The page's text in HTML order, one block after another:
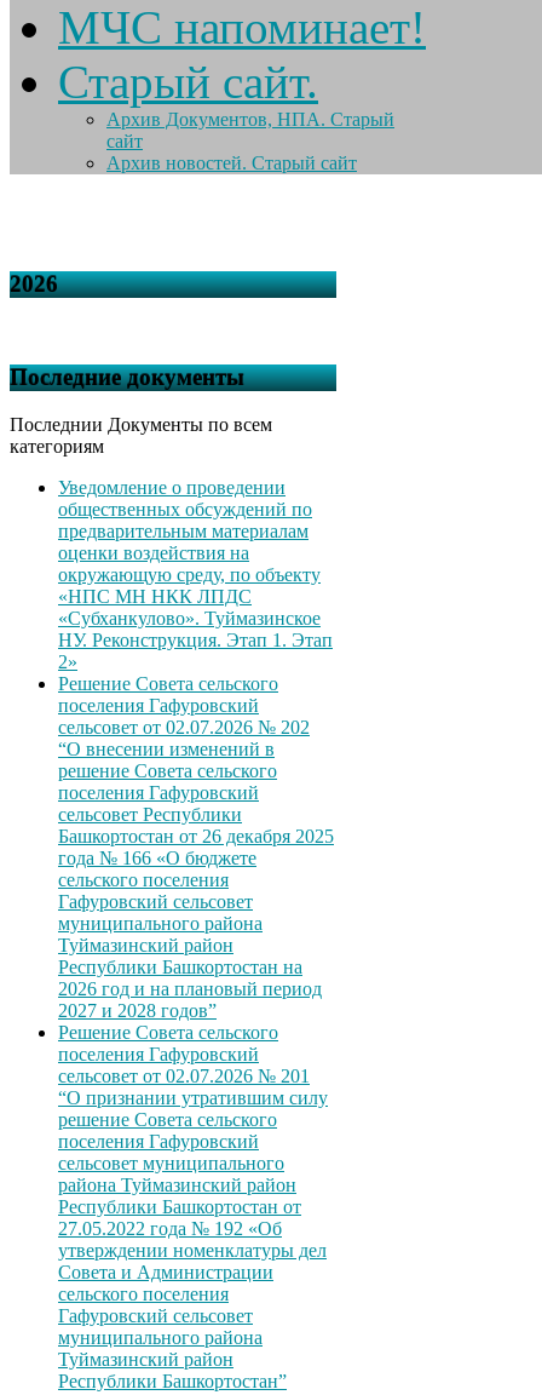
МЧС напоминает!
Старый сайт.
Архив Документов, НПА. Старый
сайт
Архив новостей. Старый сайт
2026
Последние документы
Последнии Документы по всем
категориям
Уведомление о проведении
общественных обсуждений по
предварительным материалам
оценки воздействия на
окружающую среду, по объекту
«НПС МН НКК ЛПДС
«Субханкулово». Туймазинское
НУ. Реконструкция. Этап 1. Этап
2»
Решение Совета сельского
поселения Гафуровский
сельсовет от 02.07.2026 № 202
“О внесении изменений в
решение Совета сельского
поселения Гафуровский
сельсовет Республики
Башкортостан от 26 декабря 2025
года № 166 «О бюджете
сельского поселения
Гафуровский сельсовет
муниципального района
Туймазинский район
Республики Башкортостан на
2026 год и на плановый период
2027 и 2028 годов”
Решение Совета сельского
поселения Гафуровский
сельсовет от 02.07.2026 № 201
“О признании утратившим силу
решение Совета сельского
поселения Гафуровский
сельсовет муниципального
района Туймазинский район
Республики Башкортостан от
27.05.2022 года № 192 «Об
утверждении номенклатуры дел
Совета и Администрации
сельского поселения
Гафуровский сельсовет
муниципального района
Туймазинский район
Республики Башкортостан”